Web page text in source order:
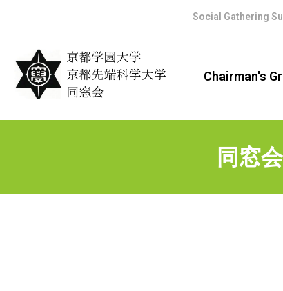
Social Gathering
Chairman's
同窓